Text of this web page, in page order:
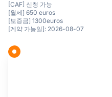
[CAF] 신청 가능
[월세] 650 euros
[보증금] 1300euros
[계약 가능일]: 2026-08-07